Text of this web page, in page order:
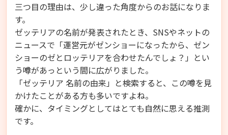
三つ目の理由は、少し違った角度からのお話になりま
す。
ゼッテリアの名前が発表されたとき、SNSやネットの
ニュースで「運営元がゼンショーになったから、ゼン
ショーのゼとロッテリアを合わせたんでしょ？」とい
う噂があっという間に広がりました。
「ゼッテリア 名前の由来」と検索すると、この噂を見
かけたことがある方も多いですよね。
確かに、タイミングとしてはとても自然に思える推測
です。